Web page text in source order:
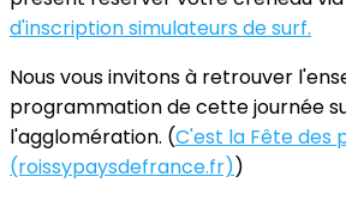
d'inscription simulateurs de surf.
Nous vous invitons à retrouver
programmation de cette journée
l'agglomération. (C'est la Fête des
(roissypaysdefrance.fr))